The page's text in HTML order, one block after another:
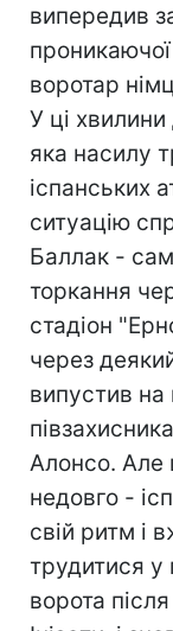
випередив
воротар
У ці
яка насилу
іспанських
ситуацію
Баллак -
торкання
стадіон
через
випустив на
Алонсо. Але
недовго -
свій ритм і
трудитися у
ворота